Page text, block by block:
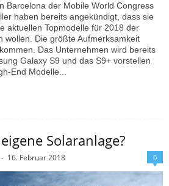
Barcelona der Mobile World Congress
haben bereits angekündigt, dass sie
aktuellen Topmodelle für 2018 der
wollen. Die größte Aufmerksamkeit
Das Unternehmen wird bereits
Galaxy S9 und das S9+ vorstellen
End Modelle...
Solaranlage?
- 16. Februar 2018 0